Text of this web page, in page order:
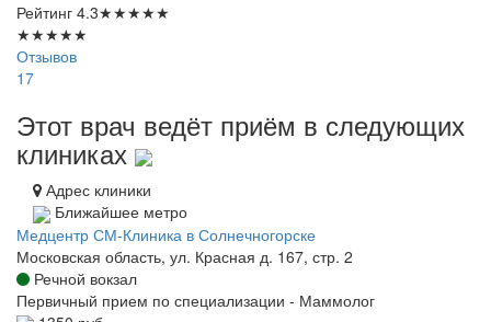
Рейтинг 4.3★★★★★
★★★★★
Отзывов
17
Этот врач ведёт приём в следующих
клиниках
Адрес клиники
Ближайшее метро
Медцентр СМ-Клиника в Солнечногорске
Московская область, ул. Красная д. 167, стр. 2
Речной вокзал
Первичный прием по специализации - Маммолог